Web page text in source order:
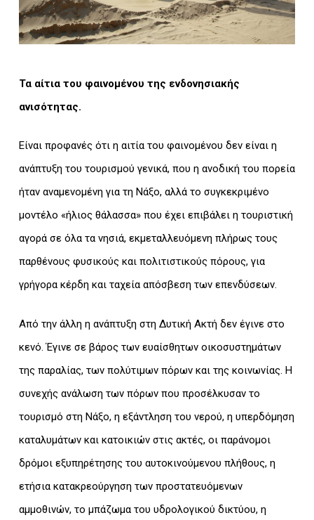
Τα αίτια του φαινομένου της ενδονησιακής
ανισότητας.
Είναι προφανές ότι η αιτία του φαινομένου δεν είναι η
ανάπτυξη του τουρισμού γενικά, που η ανοδική του πορεία
ήταν αναμενομένη για τη Νάξο, αλλά το συγκεκριμένο
μοντέλο «ήλιος θάλασσα» που έχει επιβάλει η τουριστική
αγορά σε όλα τα νησιά, εκμεταλλευόμενη πλήρως τους
παρθένους φυσικούς και πολιτιστικούς πόρους, για
γρήγορα κέρδη και ταχεία απόσβεση των επενδύσεων.
Από την άλλη η ανάπτυξη στη Δυτική Ακτή δεν έγινε στο
κενό. Έγινε σε βάρος των ευαίσθητων οικοσυστημάτων
της παραλίας, των πολύτιμων πόρων και της κοινωνίας. Η
συνεχής ανάλωση των πόρων που προσέλκυσαν το
τουρισμό στη Νάξο, η εξάντληση του νερού, η υπερδόμηση
καταλυμάτων και κατοικιών στις ακτές, οι παράνομοι
δρόμοι εξυπηρέτησης του αυτοκινούμενου πλήθους, η
ετήσια κατακρεούργηση των προστατευόμενων
αμμοθινών, το μπάζωμα του υδρολογικού δικτύου, η